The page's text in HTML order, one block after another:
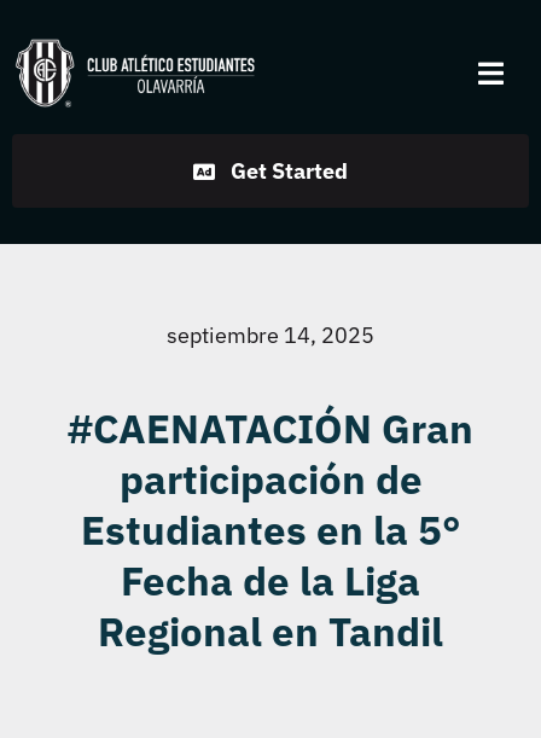
to
content
Disciplinas
Get Started
septiembre 14, 2025
#CAENATACIÓN Gran
participación de
Estudiantes en la 5°
Fecha de la Liga
Regional en Tandil